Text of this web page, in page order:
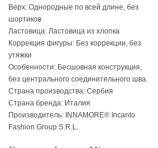
Верх: Однородные по всей длине, без
шортиков
Ластовица: Ластовица из хлопка
Коррекция фигуры: Без коррекции, без
утяжки
Особенности: Бесшовная конструкция,
без центрального соединительного шва.
Страна производства: Сербия
Страна бренда: Италия
Производитель: INNAMORE® Incanto
Fashion Group S.R.L.